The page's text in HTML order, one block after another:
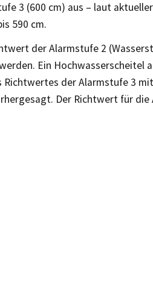
3 (600 cm) aus – laut
590 cm.
der Alarmstufe 2
Ein Hochwasserscheitel
Richtwertes der Alarmstufe 3
Der Richtwert für